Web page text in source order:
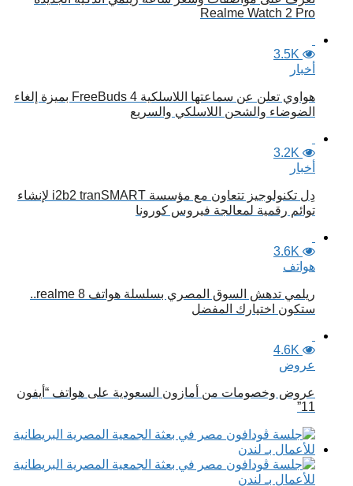
Realme Watch 2 Pro
3.5K
أخبار
هواوي تعلن عن سماعتها اللاسلكية FreeBuds 4 بميزة إلغاء
الضوضاء والشحن اللاسلكي والسريع
3.2K
أخبار
دِل تكنولوجيز تتعاون مع مؤسسة i2b2 tranSMART لإنشاء
توائم رقمية لمعالجة فيروس كورونا
3.6K
هواتف
ريلمي تدهش السوق المصري بسلسلة هواتف realme 8..
ستكون اختيارك المفضل
4.6K
عروض
عروض وخصومات من أمازون السعودية على هواتف “أيفون
11”